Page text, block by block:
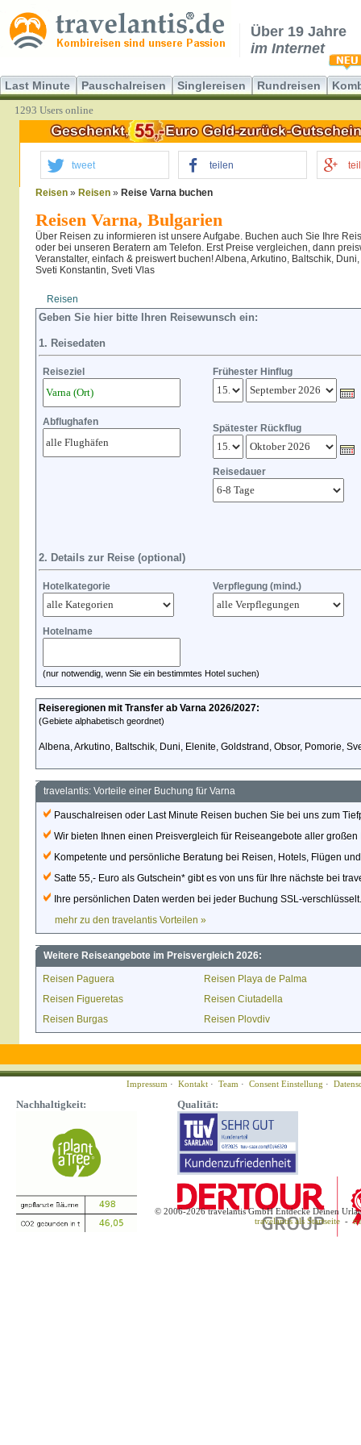
Über 19 Jahre
im Internet
Last Minute Pauschalreisen Singlereisen Rundreisen
1293 Users online
tweet teilen
Reisen » Reisen » Reise Varna buchen
Reisen Varna, Bulgarien
Über Reisen zu informieren ist unsere Aufgabe. Buchen auch Sie Ihre
oder bei unseren Beratern am Telefon. Erst Preise vergleichen, dann
Veranstalter, einfach & preiswert buchen! Albena, Arkutino, Baltschik,
Sveti Konstantin, Sveti Vlas
Reisen
Geben Sie hier bitte Ihren Reisewunsch ein:
1. Reisedaten
Reiseziel Frühester Hinflug
Abflughafen
Spätester Rückflug
Reisedauer
2. Details zur Reise (optional)
Hotelkategorie Verpflegung (mind.)
Hotelname
(nur notwendig, wenn Sie ein bestimmtes Hotel suchen)
Reiseregionen mit Transfer ab Varna 2026/2027:
(Gebiete alphabetisch geordnet)
Albena, Arkutino, Baltschik, Duni, Elenite, Goldstrand, Obsor, Pomorie,
travelantis: Vorteile einer Buchung für Varna
Pauschalreisen oder Last Minute Reisen buchen Sie bei uns zum
Wir bieten Ihnen einen Preisvergleich für Reiseangebote aller großen
Kompetente und persönliche Beratung bei Reisen, Hotels, Flügen
Satte 55,- Euro als Gutschein* gibt es von uns für Ihre nächste bei
Ihre persönlichen Daten werden bei jeder Buchung SSL-verschlüsselt.
mehr zu den travelantis Vorteilen »
Weitere Reiseangebote im Preisvergleich 2026:
Reisen Paguera
Reisen Playa de Palma
Reisen Figueretas
Reisen Ciutadella
Reisen Burgas
Reisen Plovdiv
Impressum · Kontakt · Team · Consent Einstellung ·
Nachhaltigkeit: Qualität:
© 2006-2026 travelantis GmbH Entdecke Deinen
travelantis als Startseite -